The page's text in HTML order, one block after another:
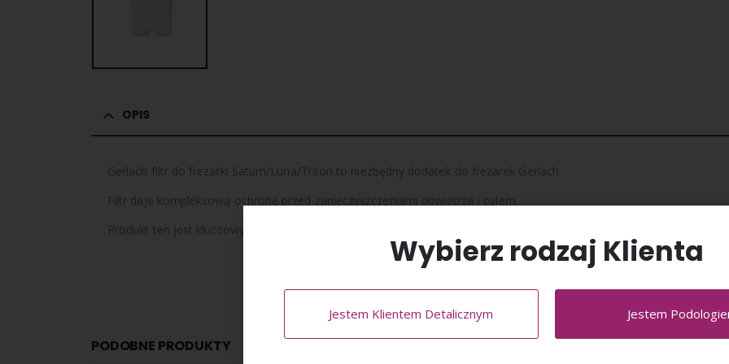
OPIS
Gerlach filtr do frezarki Saturn/Luna/Triton to niezbędny dodatek do frezarek Gerlach
Filtr daje kompleksową ochronę przed zanieczyszczeniami powietrza i pyłem.
Produkt ten jest kluczowym elementem utrzymania sprzętu w doskonałej kondycji.
PODOBNE PRODUKTY
Wybierz rodzaj Klienta
Jestem Klientem Detalicznym Jestem